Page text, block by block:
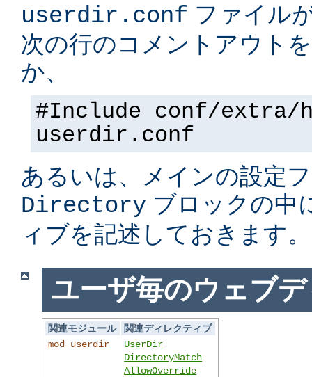
userdir.conf ファイル
次の行のコメントアウト
か、
#Include conf/extra/
userdir.conf
あるいは、メインの設定
Directory ブロックの中
ィブを記述しておきます。
ユーザ毎のウェブ
関連モジュール
関連ディレクティブ
mod_userdir
UserDir
DirectoryMatch
AllowOverride